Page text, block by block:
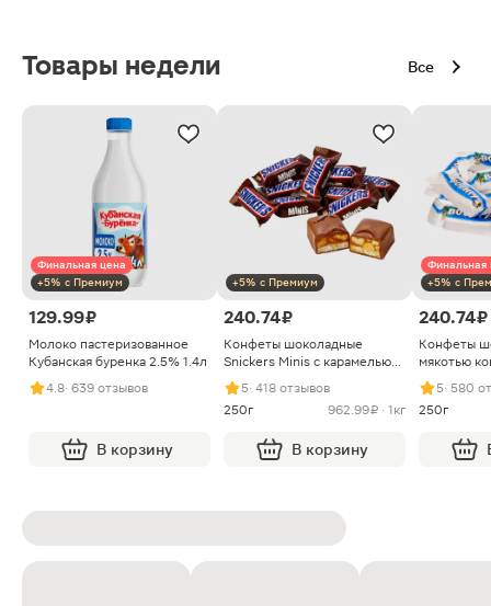
Товары недели Все
Финальная цена
+5% с Премиум
129.99 ₽
Молоко пастеризованное
Кубанская буренка 2.5% 1.4л
4.8· 639 отзывов
В корзину
+5% с Премиум
240.74 ₽
Конфеты шоколадные
Snickers Minis с карамелью
арахисом и нугой
5· 418 отзывов
250г
962.99 ₽ · 1кг
В корзину
Финальная
+5% с
240.74 ₽
Конфеты
мякотью
5· 580
250г